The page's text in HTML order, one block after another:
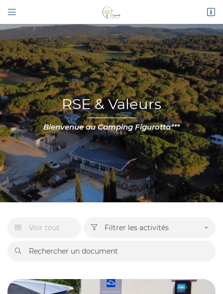
 
11200 Bizanet
04 68 45 16 26
Adresse email de réception
En cochant cette case, vous consentez à recevoir nos propositions
commerciales à l'adresse email indiqué ci-dessus. Vous pouvez vous désinscrire
à tout moment en utilisantle formulaire de désinscription
RSE & Valeurs
Bienvenue au Camping Figurotta***
 Voir tout  Filtrer les activités
